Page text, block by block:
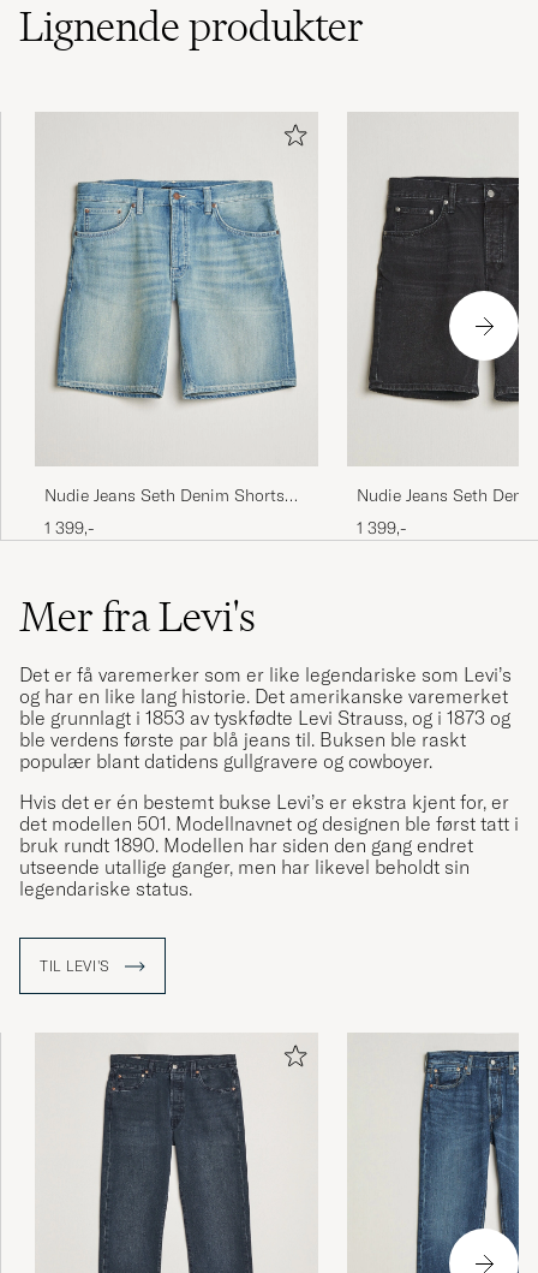
Lignendeprodukter
Nudie Jeans Seth Denim Shorts
Drift Wood Light Blue
1 399,-
Nudie Jeans Seth
Dune Black
1 399,-
Mer fra Levi's
Det er få varemerker som er like legendariske som Levi’s
og har en like lang historie. Det amerikanske varemerket
ble grunnlagt i 1853 av tyskfødte Levi Strauss, og i 1873 og
ble verdens første par blå jeans til. Buksen ble raskt
populær blant datidens gullgravere og cowboyer.
Hvis det er én bestemt bukse Levi’s er ekstra kjent for, er
det modellen 501. Modellnavnet og designen ble først tatt i
bruk rundt 1890. Modellen har siden den gang endret
utseende utallige ganger, men har likevel beholdt sin
legendariske status.
TIL LEVI'S